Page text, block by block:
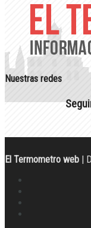
Nuestras redes
El Termometro web |